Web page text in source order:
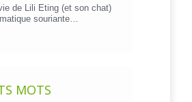
de Lili Eting (et son chat)
souriante…
MOTS